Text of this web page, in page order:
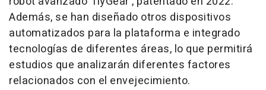
Además, se han diseñado otros dispositivos
automatizados para la plataforma e integrado
tecnologías de diferentes áreas, lo que permitirá
estudios que analizarán diferentes factores
relacionados con el envejecimiento.